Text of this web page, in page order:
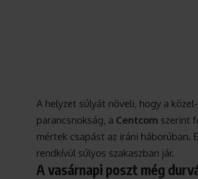
A helyzet súlyát növeli, hogy a
parancsnokság, a Centcom szerint
mértek csapást az iráni háborúban.
rendkívül súlyos szakaszban jár.
A vasárnapi poszt még